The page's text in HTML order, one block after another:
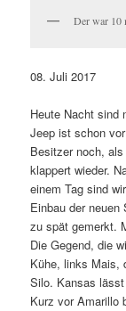
Der war 10
08. Juli 2017
Heute Nacht sind
Jeep ist schon
Besitzer noch,
klappert wieder.
einem Tag sind
Einbau der neuen
zu spät gemerkt.
Die Gegend, die
Kühe, links Mais,
Silo. Kansas
Kurz vor Amarillo